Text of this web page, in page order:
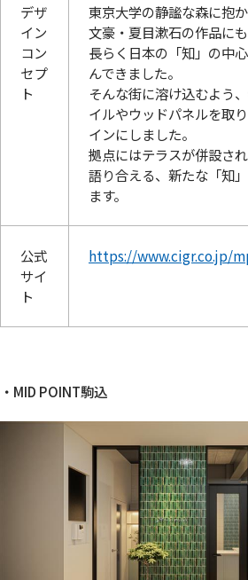
デザ
イン
コン
セプ
ト
東京大学の静謐な森に抱
文豪・夏目漱石の作品にも
長らく日本の「知」の中
んできました。
そんな街に溶け込むよう
イルやウッドパネルを取
インにしました。
拠点にはテラスが併設さ
語り合える、新たな「知
ます。
公式
サイ
ト
https://www.cigr.co.jp/
・MID POINT駒込